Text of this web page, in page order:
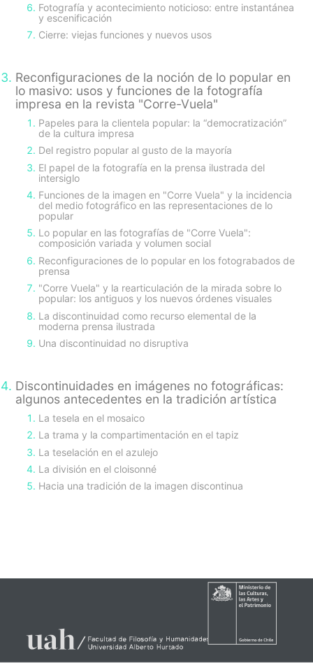
Fotografía y acontecimiento noticioso: entre instantánea
y escenificación
Cierre: viejas funciones y nuevos usos
Reconfiguraciones de la noción de lo popular en
lo masivo: usos y funciones de la fotografía
impresa en la revista "Corre-Vuela"
Papeles para la clientela popular: la “democratización”
de la cultura impresa
Del registro popular al gusto de la mayoría
El papel de la fotografía en la prensa ilustrada del
intersiglo
Funciones de la imagen en "Corre Vuela" y la incidencia
del medio fotográfico en las representaciones de lo
popular
Lo popular en las fotografías de "Corre Vuela":
composición variada y volumen social
Reconfiguraciones de lo popular en los fotograbados de
prensa
"Corre Vuela" y la rearticulación de la mirada sobre lo
popular: los antiguos y los nuevos órdenes visuales
La discontinuidad como recurso elemental de la
moderna prensa ilustrada
Una discontinuidad no disruptiva
Discontinuidades en imágenes no fotográficas:
algunos antecedentes en la tradición artística
La tesela en el mosaico
La trama y la compartimentación en el tapiz
La teselación en el azulejo
La división en el cloisonné
Hacia una tradición de la imagen discontinua